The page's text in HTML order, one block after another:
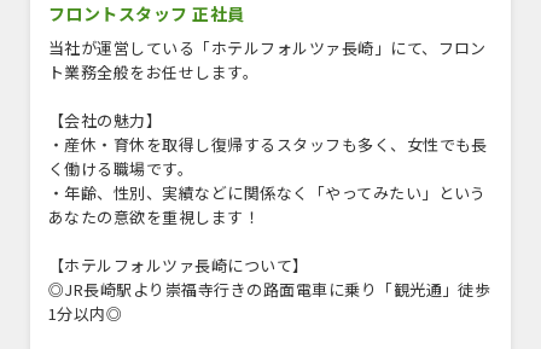
フロントスタッフ 正社員
当社が運営している「ホテルフォルツァ長崎」にて、フロン
ト業務全般をお任せします。
【会社の魅力】
・産休・育休を取得し復帰するスタッフも多く、女性でも長
く働ける職場です。
・年齢、性別、実績などに関係なく「やってみたい」という
あなたの意欲を重視します！
【ホテルフォルツァ長崎について】
◎JR長崎駅より崇福寺行きの路面電車に乗り「観光通」徒歩
1分以内◎